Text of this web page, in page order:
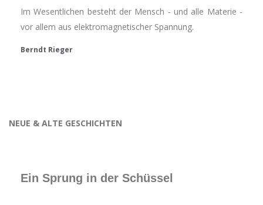
Im Wesentlichen besteht der Mensch - und alle Materie -
vor allem aus elektromagnetischer Spannung.
Berndt Rieger
NEUE & ALTE GESCHICHTEN
Ein Sprung in der Schüssel